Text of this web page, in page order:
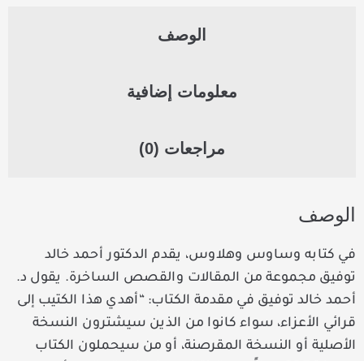
الوصف
معلومات إضافية
مراجعات (0)
الوصف
في كتابه وساوس وهلاوس، يقدم الدكتور أحمد خالد
توفيق مجموعة من المقالات والقصص الساخرة. يقول د.
أحمد خالد توفيق في مقدمة الكتاب: “أهدي هذا الكتيب إلى
قرائي الأعزاء، سواء كانوا من الذين سيشترون النسخة
الأصلية أو النسخة المقرصنة، أو من سيحملون الكتاب